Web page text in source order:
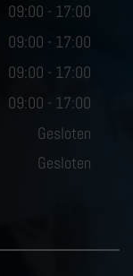
09:00 - 17:00
09:00 - 17:00
09:00 - 17:00
09:00 - 17:00
Gesloten
Gesloten